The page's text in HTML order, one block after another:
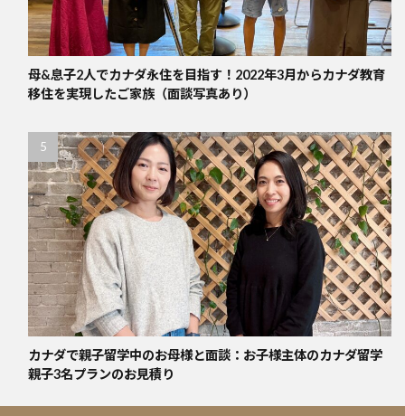
母&息子2人でカナダ永住を目指す！2022年3月からカナダ教育
移住を実現したご家族（面談写真あり）
カナダで親子留学中のお母様と面談：お子様主体のカナダ留学
親子3名プランのお見積り